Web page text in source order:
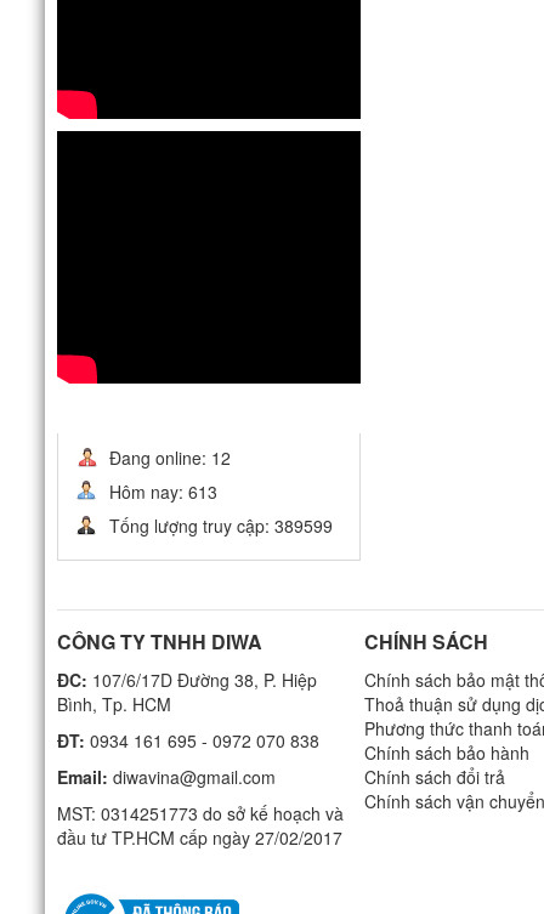
Đang online: 12
Hôm nay: 613
Tống lượng truy cập: 389599
CÔNG TY TNHH DIWA
ĐC: 107/6/17D Đường 38, P. Hiệp
Bình, Tp. HCM
ĐT: 0934 161 695 - 0972 070 838
Email: diwavina@gmail.com
MST: 0314251773 do sở kế hoạch và
đầu tư TP.HCM cấp ngày 27/02/2017
CHÍNH SÁCH
Chính sách bảo mật
Thoả thuận sử dụng
Phương thức thanh
Chính sách bảo hành
Chính sách đổi trả
Chính sách vận chuyển